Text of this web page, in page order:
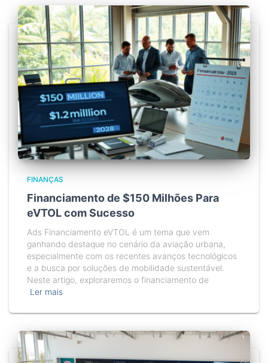
FINANÇAS
Financiamento de $150 Milhões Para
eVTOL com Sucesso
Ads Financiamento eVTOL é um tema que vem
ganhando destaque no cenário da aviação urbana,
especialmente com os recentes avanços tecnológicos
e a busca por soluções de mobilidade sustentável.
Neste artigo, exploraremos o financiamento de
Ler mais